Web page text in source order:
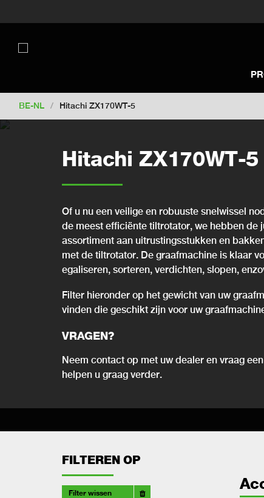
Switch to United Kingdom
BE-NL / Hitachi ZX170WT-5
Hitachi ZX170WT-5
Of u nu een veilige en robuuste snelwissel
de meest efficiënte tiltrotator, we hebben de
assortiment aan uitrustingsstukken en
met de tiltrotator. De graafmachine is klaar
egaliseren, sorteren, verdichten, slopen,
Filter hieronder op het gewicht van uw
vinden die geschikt zijn voor uw
VRAGEN?
Neem contact op met uw dealer en vraag
helpen u graag verder.
FILTEREN OP
Filter wissen